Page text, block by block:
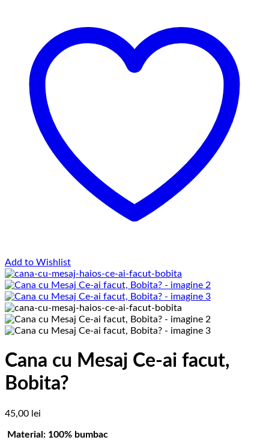
Add to Wishlist
Cana cu Mesaj Ce-ai facut,
Bobita?
45,00 lei
Material: 100% bumbac